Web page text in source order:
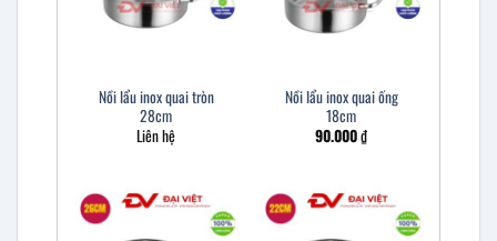
Nồi lẩu inox quai tròn
28cm
Liên hệ
Nồi lẩu inox quai ống
18cm
90.000₫